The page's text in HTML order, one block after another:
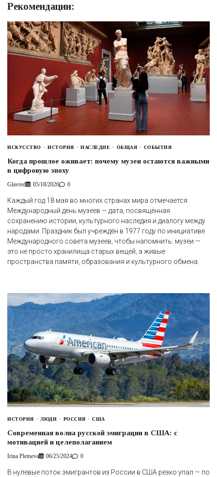
Рекомендации:
ИСКУССТВО ИСТОРИЯ НАСЛЕДИЕ ОБЩАЯ СОБЫТИЯ
Когда прошлое оживает: почему музеи остаются важными
в цифровую эпоху
Glavred 05/18/2026 0
Каждый год 18 мая во многих странах мира отмечается
Международный день музеев — дата, посвящённая
сохранению истории, культурного наследия и диалогу между
народами. Праздник был учреждён в 1977 году по инициативе
Международного совета музеев, чтобы напомнить: музеи —
это не просто хранилища старых вещей, а живые
пространства памяти, образования и культурного обмена.
ИСТОРИЯ ЛЮДИ РОССИЯ США
Современная волна русской эмиграции в США: с
мотивацией и целеполаганием
Irina Pletneva 06/25/2024 0
В нулевые поток эмигрантов из России в США резко упал — по